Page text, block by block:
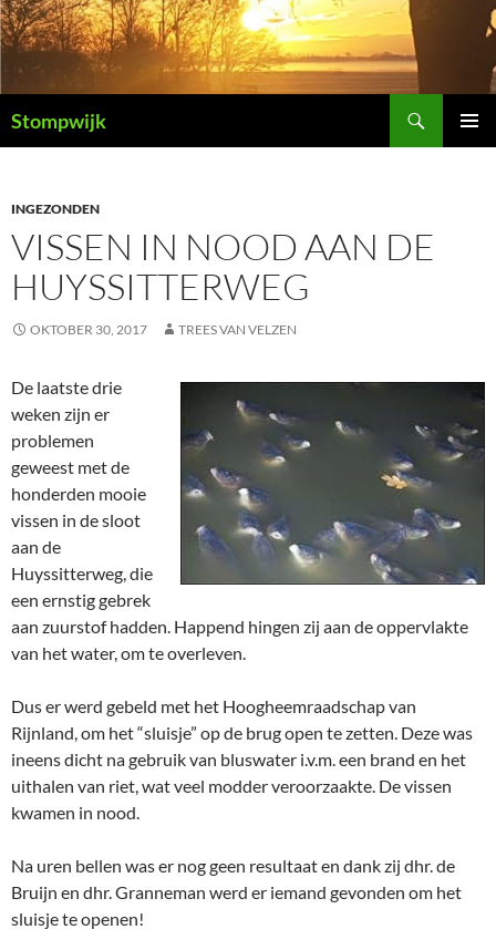
Ga
naar
inhoud
Stompwijk
INGEZONDEN
VISSEN IN NOOD AAN DE
HUYSSITTERWEG
OKTOBER 30, 2017 TREES VAN VELZEN
De laatste drie
weken zijn er
problemen
geweest met de
honderden mooie
vissen in de sloot
aan de
Huyssitterweg, die
een ernstig gebrek
aan zuurstof hadden. Happend hingen zij aan de oppervlakte
van het water, om te overleven.
Dus er werd gebeld met het Hoogheemraadschap van
Rijnland, om het “sluisje” op de brug open te zetten. Deze was
ineens dicht na gebruik van bluswater i.v.m. een brand en het
uithalen van riet, wat veel modder veroorzaakte. De vissen
kwamen in nood.
Na uren bellen was er nog geen resultaat en dank zij dhr. de
Bruijn en dhr. Granneman werd er iemand gevonden om het
sluisje te openen!